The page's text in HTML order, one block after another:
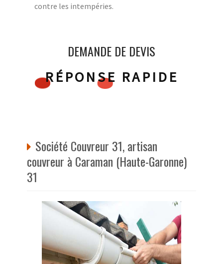
contre les intempéries.
DEMANDE DE DEVIS
RÉPONSE RAPIDE
Société Couvreur 31, artisan
couvreur à Caraman (Haute-Garonne)
31